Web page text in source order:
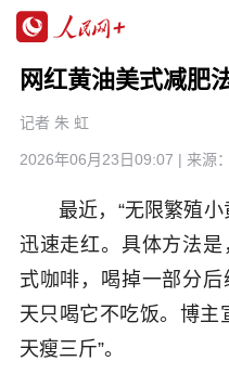
网红黄油美式减肥
记者 朱 虹
2026年06月23日09:07 | 来源：
最近，“无限繁殖
迅速走红。具体方法
式咖啡，喝掉一部分
天只喝它不吃饭。博主
天瘦三斤”。